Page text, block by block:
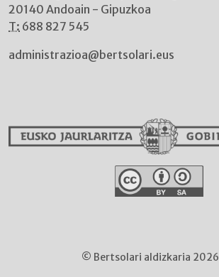
20140 Andoain - Gipuzkoa
T: 688 827 545
administrazioa@bertsolari.eus
© Bertsolari aldizkaria 2026